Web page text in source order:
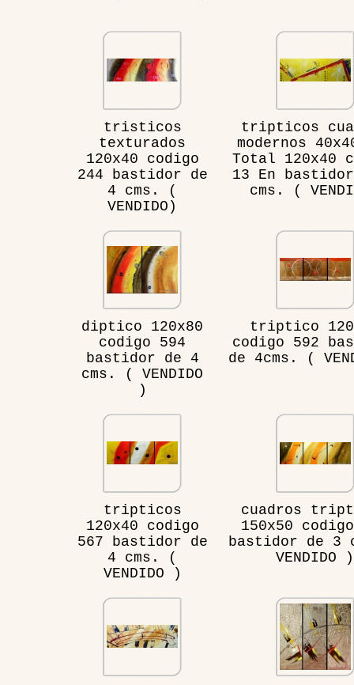
tristicos
texturados
120x40 codigo
244 bastidor de
4 cms. (
VENDIDO)
tripticos
modernos
Total 120x40
13 En
cms. (
diptico 120x80
codigo 594
bastidor de 4
cms. ( VENDIDO
)
triptico
codigo 592
de 4cms. (
tripticos
120x40 codigo
567 bastidor de
4 cms. (
VENDIDO )
cuadros
150x50
bastidor de 3
VENDIDO )